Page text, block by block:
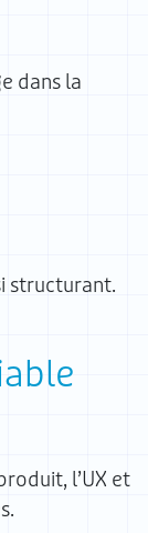
dans la
structurant.
l’UX et